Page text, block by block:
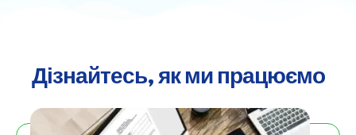
Дізнайтесь, як ми працюємо